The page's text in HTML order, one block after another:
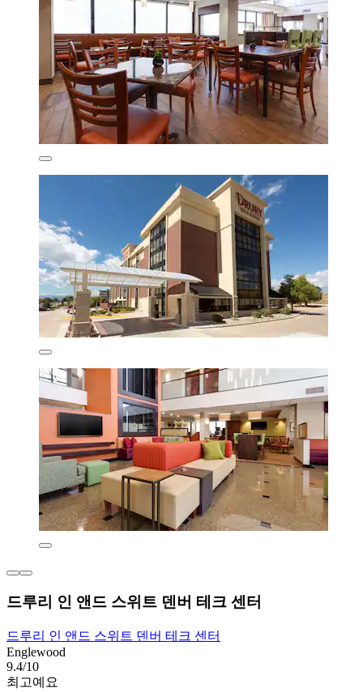
드루리 인 앤드 스위트 덴버 테크 센터
드루리 인 앤드 스위트 덴버 테크 센터
Englewood
9.4/10
최고예요